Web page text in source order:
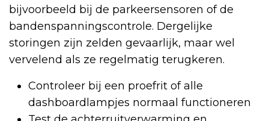
bijvoorbeeld bij de parkeersensoren of de
bandenspanningscontrole. Dergelijke
storingen zijn zelden gevaarlijk, maar wel
vervelend als ze regelmatig terugkeren.
Controleer bij een proefrit of alle
dashboardlampjes normaal functioneren